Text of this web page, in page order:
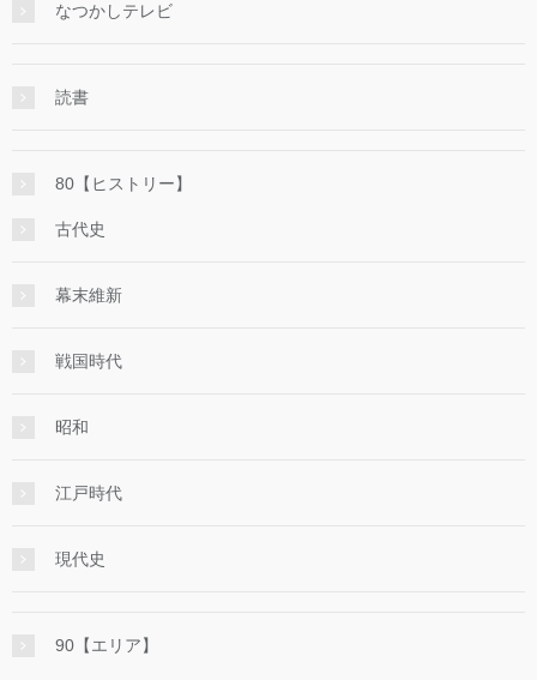
なつかしテレビ
読書
80【ヒストリー】
古代史
幕末維新
戦国時代
昭和
江戸時代
現代史
90【エリア】